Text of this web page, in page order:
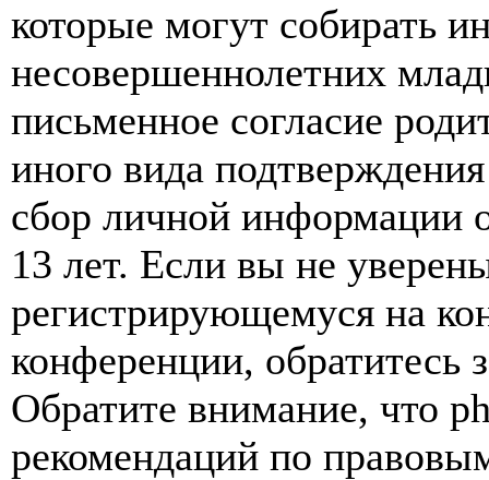
которые могут собирать
несовершеннолетних
письменное согласие
иного вида
сбор личной информации
13 лет. Если вы не
регистрирующемуся на
конференции, обратитесь
Обратите внимание, что
рекомендаций по